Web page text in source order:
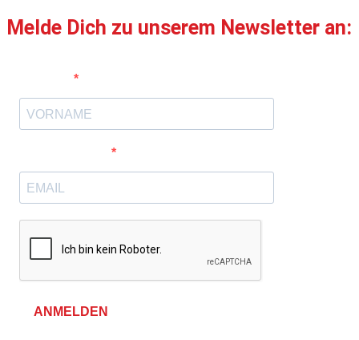
Melde Dich zu unserem Newsletter an:
ANMELDEN